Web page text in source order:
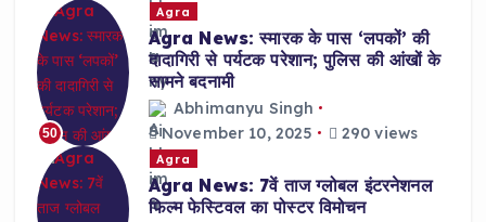
50
Agra
Agra News: स्मारक के पास ‘लपकों’ की
दादागिरी से पर्यटक परेशान; पुलिस की आंखों के
सामने बदनामी
Abhimanyu Singh
November 10, 2025
290 views
Agra
Agra News: 7वें ताज ग्लोबल इंटरनेशनल
फिल्म फेस्टिवल का पोस्टर विमोचन